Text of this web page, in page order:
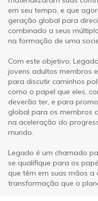
em seu tempo, e que
geração global para
combinado a seus
na formação de uma
Com este objetivo,
jovens adultos membros
para discutir caminhos
como o papel que eles,
deverão ter, e para
global para os membros
na aceleração do
mundo.
Legado é um chamado
se qualifique para os
que têm em suas mãos
transformação que o